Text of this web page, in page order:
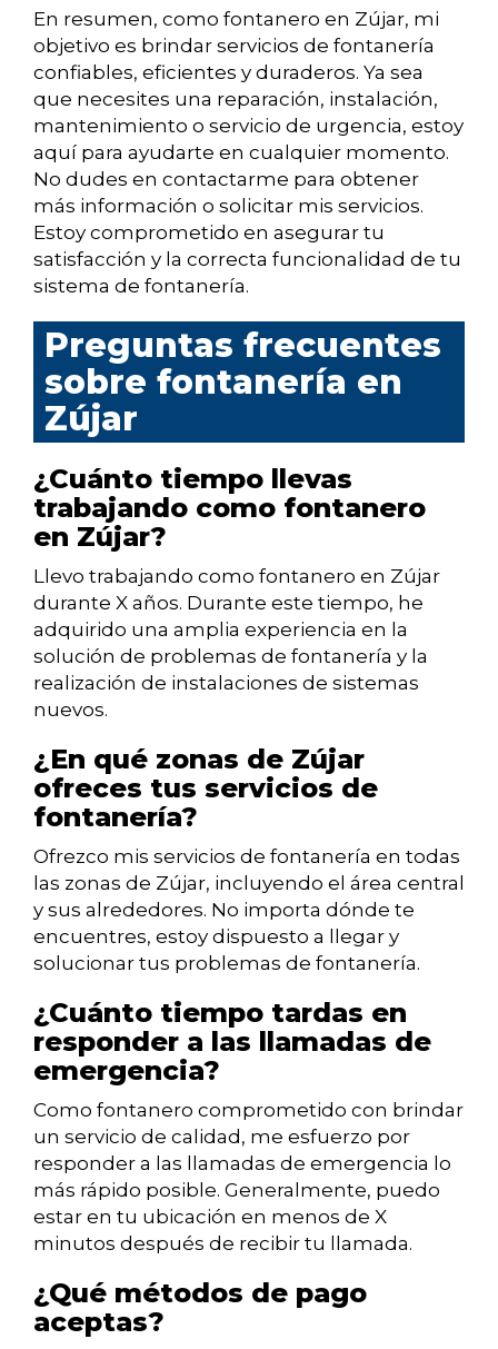
En resumen, como fontanero en Zújar, mi
objetivo es brindar servicios de fontanería
confiables, eficientes y duraderos. Ya sea
que necesites una reparación, instalación,
mantenimiento o servicio de urgencia, estoy
aquí para ayudarte en cualquier momento.
No dudes en contactarme para obtener
más información o solicitar mis servicios.
Estoy comprometido en asegurar tu
satisfacción y la correcta funcionalidad de tu
sistema de fontanería.
Preguntas frecuentes
sobre fontanería en
Zújar
¿Cuánto tiempo llevas
trabajando como fontanero
en Zújar?
Llevo trabajando como fontanero en Zújar
durante X años. Durante este tiempo, he
adquirido una amplia experiencia en la
solución de problemas de fontanería y la
realización de instalaciones de sistemas
nuevos.
¿En qué zonas de Zújar
ofreces tus servicios de
fontanería?
Ofrezco mis servicios de fontanería en todas
las zonas de Zújar, incluyendo el área central
y sus alrededores. No importa dónde te
encuentres, estoy dispuesto a llegar y
solucionar tus problemas de fontanería.
¿Cuánto tiempo tardas en
responder a las llamadas de
emergencia?
Como fontanero comprometido con brindar
un servicio de calidad, me esfuerzo por
responder a las llamadas de emergencia lo
más rápido posible. Generalmente, puedo
estar en tu ubicación en menos de X
minutos después de recibir tu llamada.
¿Qué métodos de pago
aceptas?